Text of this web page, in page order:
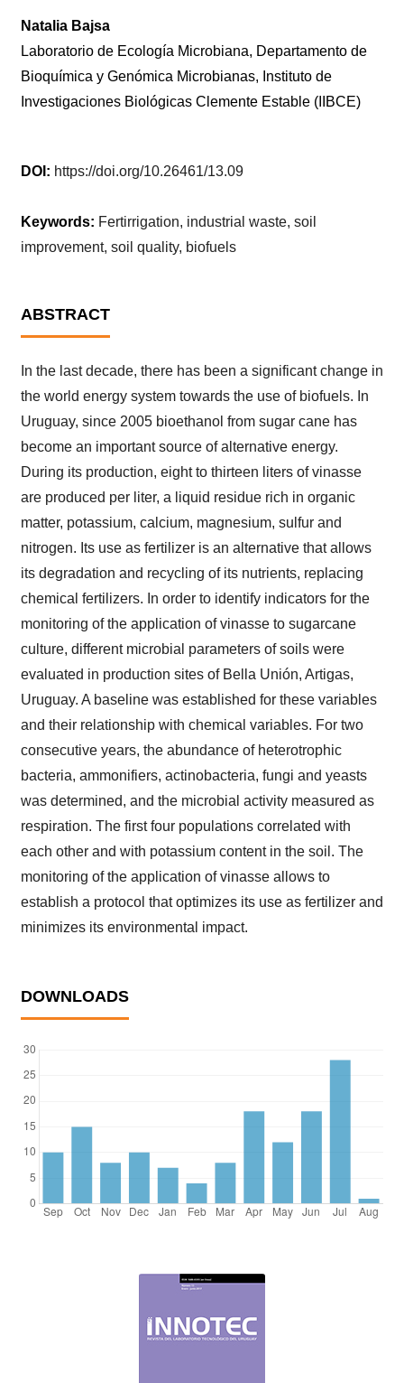
Natalia Bajsa
Laboratorio de Ecología Microbiana, Departamento de
Bioquímica y Genómica Microbianas, Instituto de
Investigaciones Biológicas Clemente Estable (IIBCE)
DOI: https://doi.org/10.26461/13.09
Keywords: Fertirrigation, industrial waste, soil
improvement, soil quality, biofuels
ABSTRACT
In the last decade, there has been a significant change in
the world energy system towards the use of biofuels. In
Uruguay, since 2005 bioethanol from sugar cane has
become an important source of alternative energy.
During its production, eight to thirteen liters of vinasse
are produced per liter, a liquid residue rich in organic
matter, potassium, calcium, magnesium, sulfur and
nitrogen. Its use as fertilizer is an alternative that allows
its degradation and recycling of its nutrients, replacing
chemical fertilizers. In order to identify indicators for the
monitoring of the application of vinasse to sugarcane
culture, different microbial parameters of soils were
evaluated in production sites of Bella Unión, Artigas,
Uruguay. A baseline was established for these variables
and their relationship with chemical variables. For two
consecutive years, the abundance of heterotrophic
bacteria, ammonifiers, actinobacteria, fungi and yeasts
was determined, and the microbial activity measured as
respiration. The first four populations correlated with
each other and with potassium content in the soil. The
monitoring of the application of vinasse allows to
establish a protocol that optimizes its use as fertilizer and
minimizes its environmental impact.
DOWNLOADS